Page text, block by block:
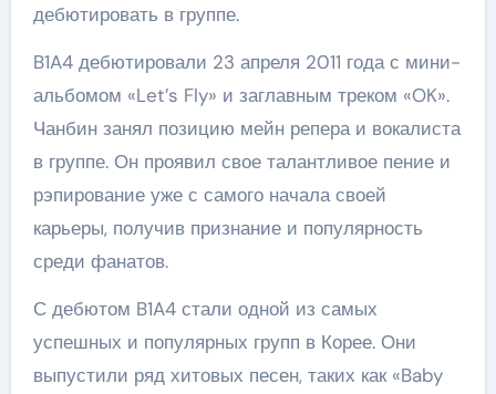
дебютировать в группе.
B1A4 дебютировали 23 апреля 2011 года с мини-
альбомом «Let’s Fly» и заглавным треком «OK».
Чанбин занял позицию мейн репера и вокалиста
в группе. Он проявил свое талантливое пение и
рэпирование уже с самого начала своей
карьеры, получив признание и популярность
среди фанатов.
С дебютом B1A4 стали одной из самых
успешных и популярных групп в Корее. Они
выпустили ряд хитовых песен, таких как «Baby